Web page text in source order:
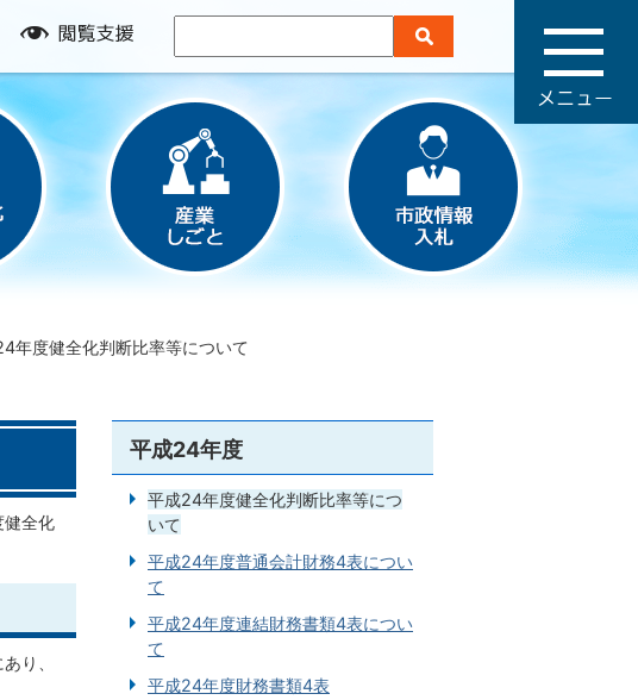
閲
援
年度健全化判断比率等について
健全化
り、
平成24年度
平成24年度健全化判断比率等につ
いて
平成24年度普通会計財務4表につい
て
平成24年度連結財務書類4表につい
て
平成24年度財務書類4表